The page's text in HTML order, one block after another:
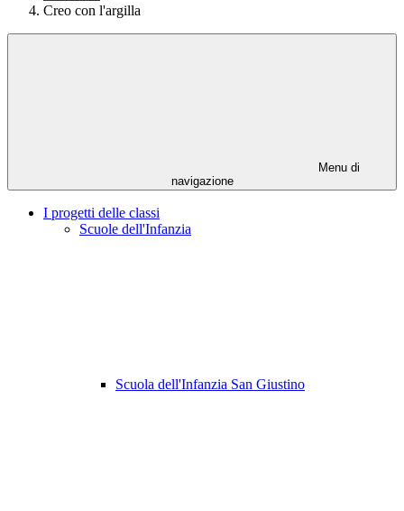
Creo con l'argilla
Menu di
navigazione
I progetti delle classi
Scuole dell'Infanzia
Scuola dell'Infanzia San Giustino